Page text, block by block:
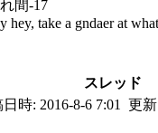
間-17
hey, take a gndaer at
スレッド
日時: 2016-8-6 7:01 更